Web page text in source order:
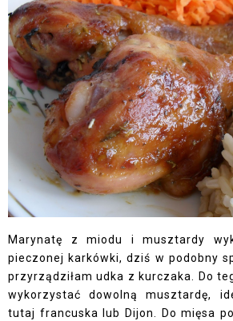
Marynatę z miodu i musztardy
pieczonej karkówki, dziś w podobny
przyrządziłam udka z kurczaka. Do
wykorzystać dowolną musztardę,
tutaj francuska lub Dijon. Do mięsa